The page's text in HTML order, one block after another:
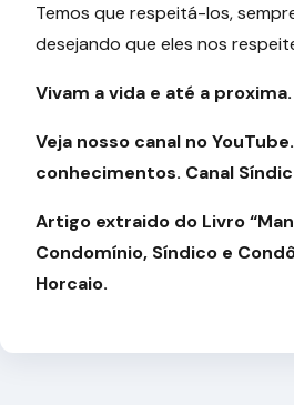
Temos que respeitá-los,
desejando que eles nos
Vivam a vida e até a proxima.
Veja nosso canal no
conhecimentos. Canal
Artigo extraido do Livro
Condomínio, Síndico e
Horcaio.